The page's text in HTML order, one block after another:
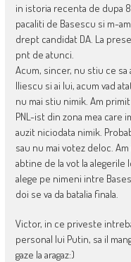
in istoria recenta de dupa
pacaliti de Basescu si m-
drept candidat DA. La
pnt de atunci.
Acum, sincer, nu stiu ce sa
Iliescu si ai lui, acum vad
nu mai stiu nimik. Am
PNL-ist din zona mea care
auzit niciodata nimik.
sau nu mai votez deloc.
abtine de la vot la alegerile
alege pe nimeni intre
doi se va da batalia finala.
Victor, in ce priveste
personal lui Putin, sa il
gaze la aragaz:)